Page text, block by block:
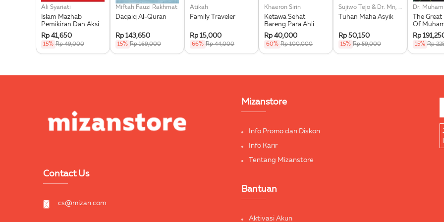
Ali Syariati
Islam Mazhab
Pemikiran Dan Aksi
Rp 41,650
15% Rp 49,000
Miftah Fauzi Rakhmat
Daqaiq Al-Quran
Rp 143,650
15% Rp 169,000
Atikah
Family Traveler
Rp 15,000
66% Rp 44,000
Khaeron Sirin
Ketawa Sehat
Bareng Para Ahli
Fikih Seri Humor
Islam Rahmatan Li
Rp 40,000
60% Rp 100,000
Sujiwo Tejo & Dr. Mn, Kamba
Tuhan Maha Asyik
Rp 50,150
15% Rp 59,000
The
Of
Fiqih Sirah
Rp
15% Rp
Contact Us
cs@mizan.com
Mizanstore
Info Promo dan Diskon
Info Karir
Tentang Mizanstore
Bantuan
Aktivasi Akun